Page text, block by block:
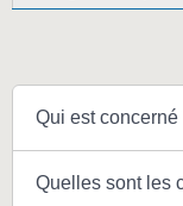
Qui est concerné
Quelles sont les